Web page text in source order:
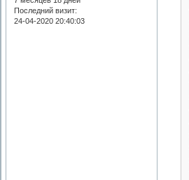
Последний визит:
24-04-2020 20:40:03